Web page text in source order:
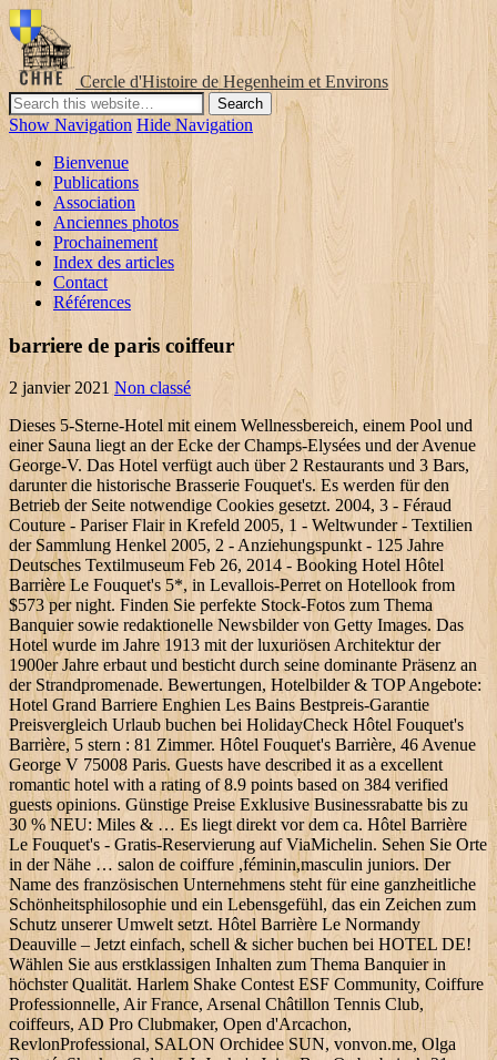
Cercle d'Histoire de Hegenheim et Environs
Show Navigation Hide Navigation
Bienvenue
Publications
Association
Anciennes photos
Prochainement
Index des articles
Contact
Références
barriere de paris coiffeur
2 janvier 2021 Non classé
Dieses 5-Sterne-Hotel mit einem Wellnessbereich, einem Pool und
einer Sauna liegt an der Ecke der Champs-Elysées und der Avenue
George-V. Das Hotel verfügt auch über 2 Restaurants und 3 Bars,
darunter die historische Brasserie Fouquet's. Es werden für den
Betrieb der Seite notwendige Cookies gesetzt. 2004, 3 - Féraud
Couture - Pariser Flair in Krefeld 2005, 1 - Weltwunder - Textilien
der Sammlung Henkel 2005, 2 - Anziehungspunkt - 125 Jahre
Deutsches Textilmuseum Feb 26, 2014 - Booking Hotel Hôtel
Barrière Le Fouquet's 5*, in Levallois-Perret on Hotellook from
$573 per night. Finden Sie perfekte Stock-Fotos zum Thema
Banquier sowie redaktionelle Newsbilder von Getty Images. Das
Hotel wurde im Jahre 1913 mit der luxuriösen Architektur der
1900er Jahre erbaut und besticht durch seine dominante Präsenz an
der Strandpromenade. Bewertungen, Hotelbilder & TOP Angebote:
Hotel Grand Barriere Enghien Les Bains Bestpreis-Garantie
Preisvergleich Urlaub buchen bei HolidayCheck Hôtel Fouquet's
Barrière, 5 stern : 81 Zimmer. Hôtel Fouquet's Barrière, 46 Avenue
George V 75008 Paris. Guests have described it as a excellent
romantic hotel with a rating of 8.9 points based on 384 verified
guests opinions. Günstige Preise Exklusive Businessrabatte bis zu
30 % NEU: Miles & … Es liegt direkt vor dem ca. Hôtel Barrière
Le Fouquet's - Gratis-Reservierung auf ViaMichelin. Sehen Sie Orte
in der Nähe … salon de coiffure ,féminin,masculin juniors. Der
Name des franzö­sischen Unter­nehmens steht für eine ganz­heit­liche
Schön­heits­philo­sophie und ein Lebens­gefühl, das ein Zeichen zum
Schutz unserer Umwelt setzt. Hôtel Barrière Le Normandy
Deauville – Jetzt einfach, schell & sicher buchen bei HOTEL DE!
Wählen Sie aus erstklassigen Inhalten zum Thema Banquier in
höchster Qualität. Harlem Shake Contest ESF Community, Coiffure
Professionnelle, Air France, Arsenal Châtillon Tennis Club,
coiffeurs, AD Pro Clubmaker, Open d'Arcachon,
RevlonProfessional, SALON Orchidee SUN, vonvon.me, Olga